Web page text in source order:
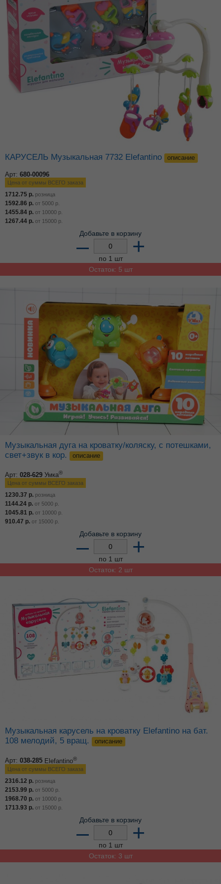
КАРУСЕЛЬ Музыкальная 7732 Elefantino описание
Арт: 680-00096
Цена от суммы ВСЕГО заказа
1712.75 р. розница
1592.86 р. от 5000 р.
1455.84 р. от 10000 р.
1267.44 р. от 15000 р.
Добавьте в корзину
– +
по 1 шт
Остаток: 5 шт
Музыкальная дуга на кроватку/коляску, с потешками,
свет+звук в кор.
описание
Арт: 028-629 Умка®
Цена от суммы ВСЕГО заказа
1230.37 р. розница
1144.24 р. от 5000 р.
1045.81 р. от 10000 р.
910.47 р. от 15000 р.
Добавьте в корзину
– +
по 1 шт
Остаток: 2 шт
Музыкальная карусель на кроватку Elefantino на бат.
108 мелодий, 5 вращ.
описание
Арт: 038-285 Elefantino®
Цена от суммы ВСЕГО заказа
2316.12 р. розница
2153.99 р. от 5000 р.
1968.70 р. от 10000 р.
1713.93 р. от 15000 р.
Добавьте в корзину
– +
по 1 шт
Остаток: 3 шт